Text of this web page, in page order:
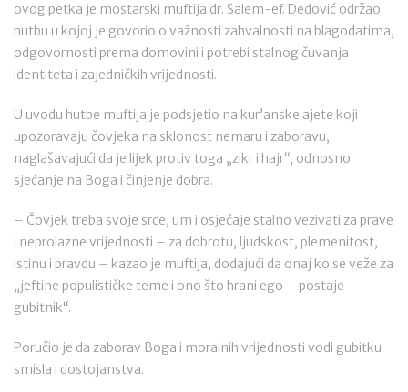
ovog petka je mostarski muftija dr. Salem-ef. Dedović održao
hutbu u kojoj je govorio o važnosti zahvalnosti na blagodatima,
odgovornosti prema domovini i potrebi stalnog čuvanja
identiteta i zajedničkih vrijednosti.
U uvodu hutbe muftija je podsjetio na kur’anske ajete koji
upozoravaju čovjeka na sklonost nemaru i zaboravu,
naglašavajući da je lijek protiv toga „zikr i hajr“, odnosno
sjećanje na Boga i činjenje dobra.
– Čovjek treba svoje srce, um i osjećaje stalno vezivati za prave
i neprolazne vrijednosti – za dobrotu, ljudskost, plemenitost,
istinu i pravdu – kazao je muftija, dodajući da onaj ko se veže za
„jeftine populističke teme i ono što hrani ego – postaje
gubitnik“.
Poručio je da zaborav Boga i moralnih vrijednosti vodi gubitku
smisla i dostojanstva.